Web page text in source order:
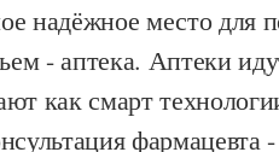
надёжное место для
- аптека. Аптеки
как смарт